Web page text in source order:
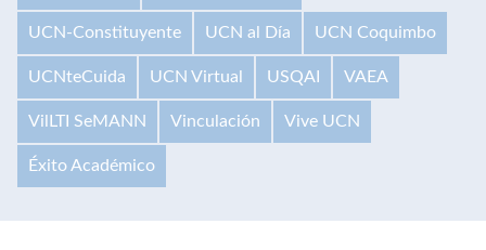
UCN-Constituyente UCN al Día UCN Coquimbo
UCNteCuida UCN Virtual USQAI VAEA
VilLTI SeMANN Vinculación Vive UCN
Éxito Académico